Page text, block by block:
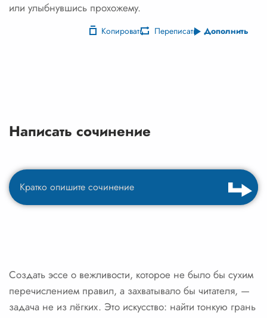
или улыбнувшись прохожему.
Копировать Переписать Дополнить
Написать сочинение
Создать эссе о вежливости, которое не было бы сухим
перечислением правил, а захватывало бы читателя, —
задача не из лёгких. Это искусство: найти тонкую грань